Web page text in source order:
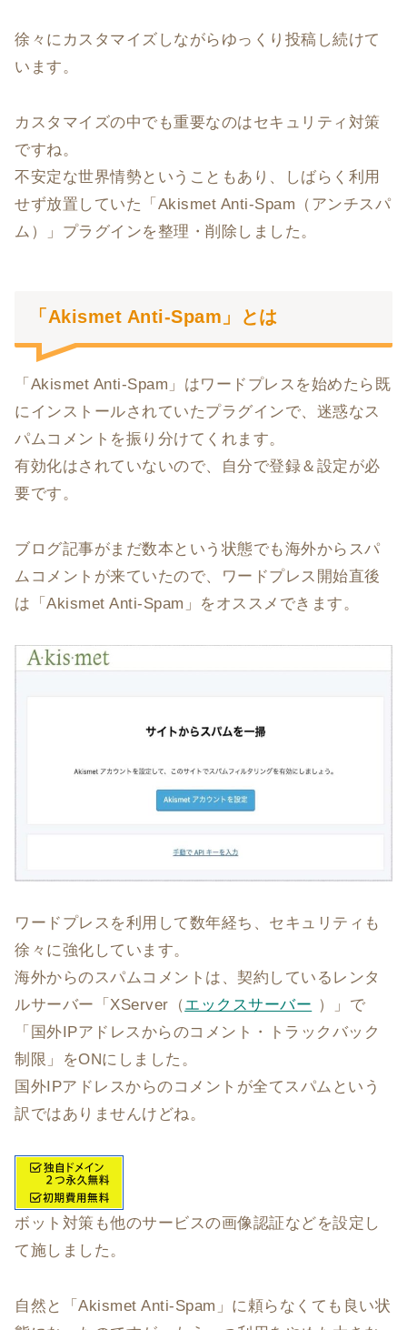
徐々にカスタマイズしながらゆっくり投稿し続けて
います。
カスタマイズの中でも重要なのはセキュリティ対策
ですね。
不安定な世界情勢ということもあり、しばらく利用
せず放置していた「Akismet Anti-Spam（アンチスパ
ム）」プラグインを整理・削除しました。
「Akismet Anti-Spam」とは
「Akismet Anti-Spam」はワードプレスを始めたら既
にインストールされていたプラグインで、迷惑なス
パムコメントを振り分けてくれます。
有効化はされていないので、自分で登録＆設定が必
要です。
ブログ記事がまだ数本という状態でも海外からスパ
ムコメントが来ていたので、ワードプレス開始直後
は「Akismet Anti-Spam」をオススメできます。
ワードプレスを利用して数年経ち、セキュリティも
徐々に強化しています。
海外からのスパムコメントは、契約しているレンタ
ルサーバー「XServer（エックスサーバー ）」で
「国外IPアドレスからのコメント・トラックバック
制限」をONにしました。
国外IPアドレスからのコメントが全てスパムという
訳ではありませんけどね。
ボット対策も他のサービスの画像認証などを設定し
て施しました。
自然と「Akismet Anti-Spam」に頼らなくても良い状